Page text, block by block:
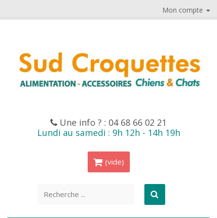
Mon compte
Une info ? : 04 68 66 02 21
Lundi au samedi : 9h 12h - 14h 19h
(vide)